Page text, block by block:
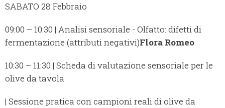
SABATO 28 Febbraio
09:00 – 10:30 | Analisi sensoriale - Olfatto: difetti di
fermentazione (attributi negativi)Flora Romeo
10:30 – 11:30 | Scheda di valutazione sensoriale per le
olive da tavola
| Sessione pratica con campioni reali di olive da